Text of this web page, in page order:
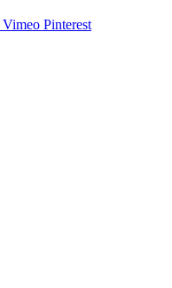
Vimeo Pinterest